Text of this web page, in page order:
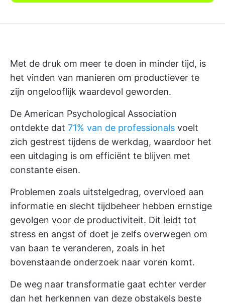
Met de druk om meer te doen in minder tijd, is
het vinden van manieren om productiever te
zijn ongelooflijk waardevol geworden.
De American Psychological Association
ontdekte dat 71% van de professionals voelt
zich gestrest tijdens de werkdag, waardoor het
een uitdaging is om efficiënt te blijven met
constante eisen.
Problemen zoals uitstelgedrag, overvloed aan
informatie en slecht tijdbeheer hebben ernstige
gevolgen voor de productiviteit. Dit leidt tot
stress en angst of doet je zelfs overwegen om
van baan te veranderen, zoals in het
bovenstaande onderzoek naar voren komt.
De weg naar transformatie gaat echter verder
dan het herkennen van deze obstakels beste